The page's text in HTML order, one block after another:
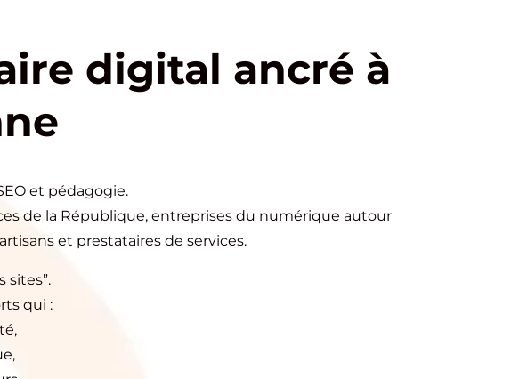
digital ancré à
et pédagogie.
de la République, entreprises du numérique autour
et prestataires de services.
sites”.
qui :